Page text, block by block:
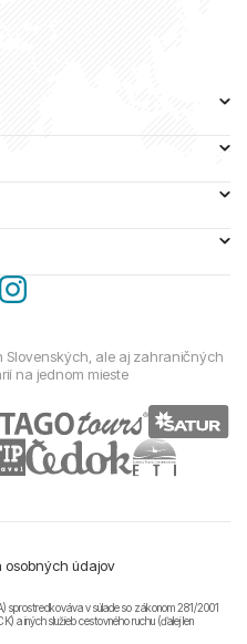
Slovenských, ale aj zahraničných
na jednom mieste
osobných údajov
sprostredkováva v súlade so zákonom 281/2001
a iných služieb cestovného ruchu (ďalej len